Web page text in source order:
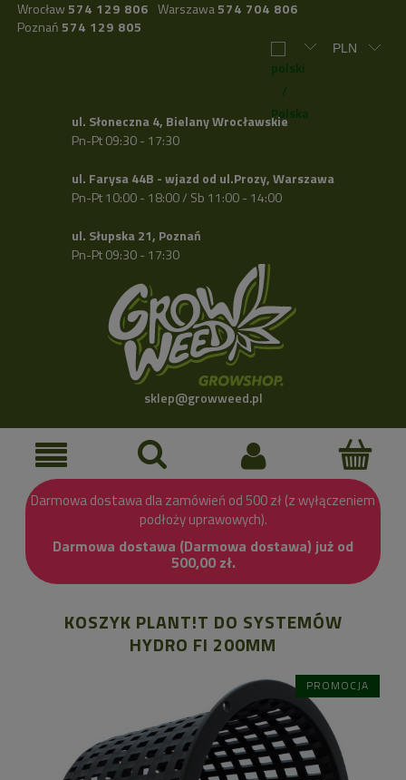
Wrocław 574 129 806 Warszawa574 704 806
Poznań 574 129 805
ul. Słoneczna 4, Bielany Wrocławskie
Pn-Pt 09:30 - 17:30
ul. Farysa 44B - wjazd od ul.Prozy, Warszawa
Pn-Pt 10:00 - 18:00 / Sb 11:00 - 14:00
ul. Słupska 21, Poznań
Pn-Pt 09:30 - 17:30
sklep@growweed.pl
Darmowa dostawa dla zamówień od 500 zł (z wyłączeniem
podłoży uprawowych).
Darmowa dostawa (Darmowa dostawa) już od
500,00 zł.
KOSZYK PLANT!T DO SYSTEMÓW
HYDRO FI 200MM
PROMOCJA